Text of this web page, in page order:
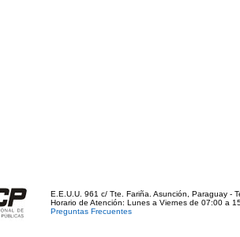
E.E.U.U. 961 c/ Tte. Fariña. Asunción, Paraguay -
Horario de Atención: Lunes a Viernes de 07:00 a
Preguntas Frecuentes